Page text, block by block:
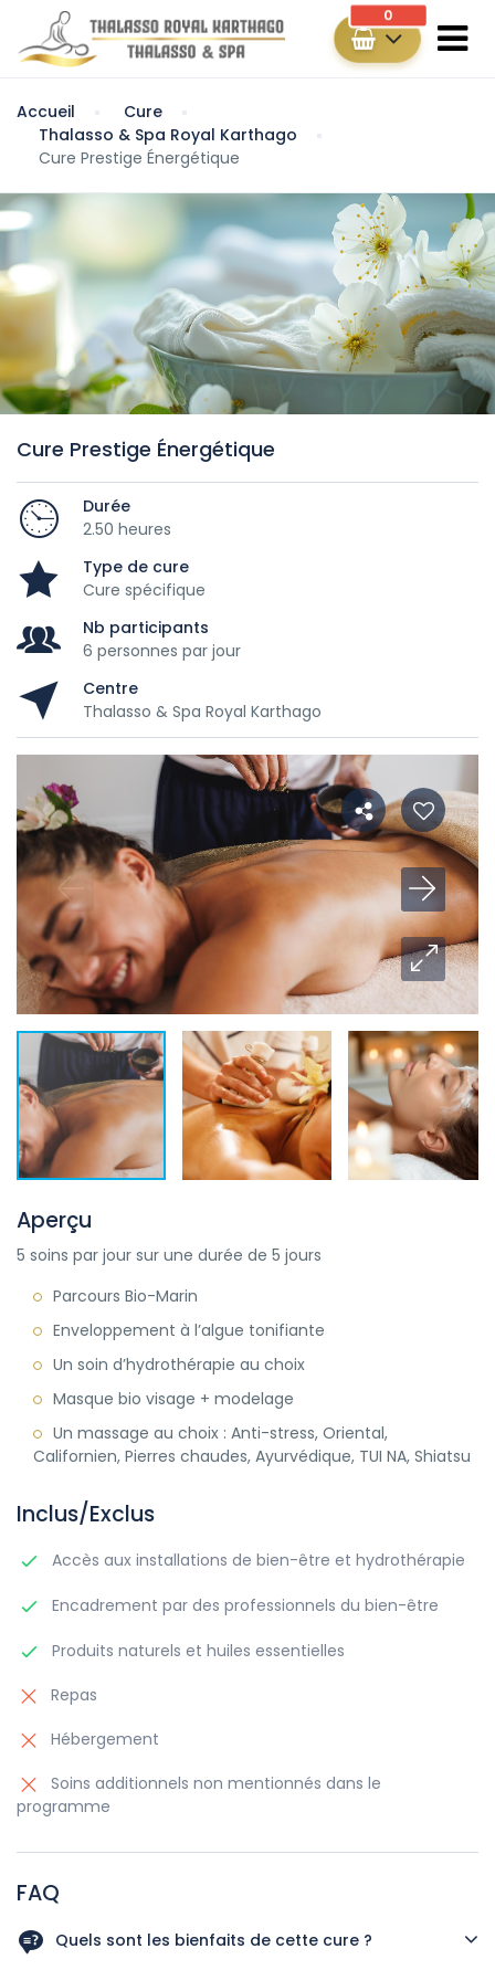
0
Accueil
Cure
Thalasso & Spa Royal Karthago
Cure Prestige Énergétique
Cure Prestige Énergétique
Durée
2.50 heures
Type de cure
Cure spécifique
Nb participants
6 personnes par jour
Centre
Thalasso & Spa Royal Karthago
Aperçu
5 soins par jour sur une durée de 5 jours
Parcours Bio-Marin
Enveloppement à l’algue tonifiante
Un soin d’hydrothérapie au choix
Masque bio visage + modelage
Un massage au choix : Anti-stress, Oriental,
Californien, Pierres chaudes, Ayurvédique, TUI NA, Shiatsu
Inclus/Exclus
Accès aux installations de bien-être et hydrothérapie
Encadrement par des professionnels du bien-être
Produits naturels et huiles essentielles
Repas
Hébergement
Soins additionnels non mentionnés dans le
programme
FAQ
Quels sont les bienfaits de cette cure ?